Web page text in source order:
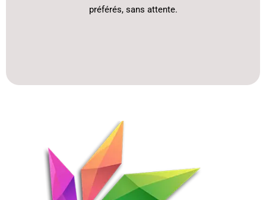
préférés, sans attente.